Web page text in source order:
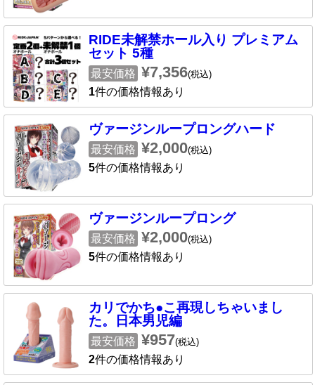
RIDE未解禁ホール入り プレミアム
セット 5種
最安価格 ¥7,356(税込)
1件の価格情報あり
ヴァージンループロングハード
最安価格 ¥2,000(税込)
5件の価格情報あり
ヴァージンループロング
最安価格 ¥2,000(税込)
5件の価格情報あり
カリでかち●こ再現しちゃいまし
た。日本男児編
最安価格 ¥957(税込)
2件の価格情報あり